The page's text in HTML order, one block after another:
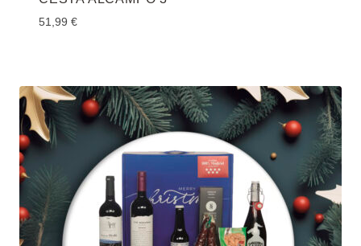
51,99 €